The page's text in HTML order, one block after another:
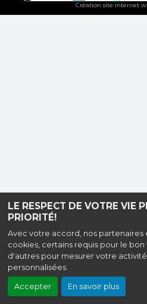
LE RESPECT DE VOTRE VIE
PRIORITÉ!
Avec votre accord, nos partenaires
cookies, certains requis pour le
d'autres pour mesurer votre
personnalisées.
Accepter En savoir plus
Création site internet